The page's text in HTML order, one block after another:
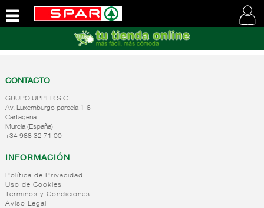
SOMOS
NUESTRA
WEB
CONTACTO
GRUPO UPPER S.C.
Av. Luxemburgo parcela 1-6
Cartagena
Murcia (España)
+34 968 32 71 00
INFORMACIÓN
Política de Privacidad
Uso de Cookies
Terminos y Condiciones
Aviso Legal